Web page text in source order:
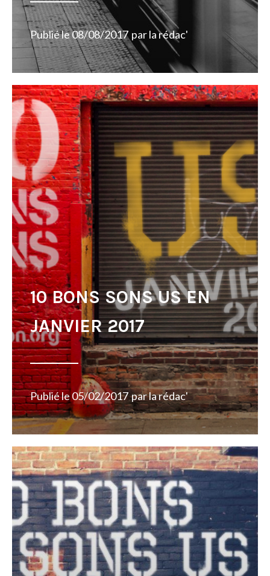
Publié le08/08/2017 parla rédac'
10 BONS SONS US EN
JANVIER 2017
Publié le05/02/2017 parla rédac'